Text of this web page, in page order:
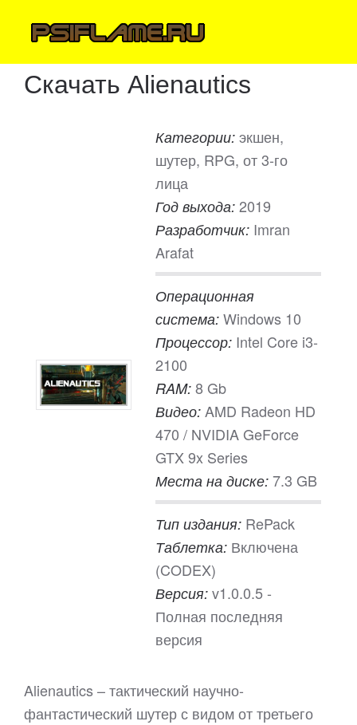
Скачать Alienautics
Категории: экшен,
шутер, RPG, от 3-го
лица
Год выхода: 2019
Разработчик: Imran
Arafat
Операционная
система: Windows 10
Процессор: Intel Core i3-
2100
RAM: 8 Gb
Видео: AMD Radeon HD
470 / NVIDIA GeForce
GTX 9x Series
Места на диске: 7.3 GB
Тип издания: RePack
Таблетка: Включена
(CODEX)
Версия: v1.0.0.5 -
Полная последняя
версия
Alienautics – тактический научно-
фантастический шутер с видом от третьего